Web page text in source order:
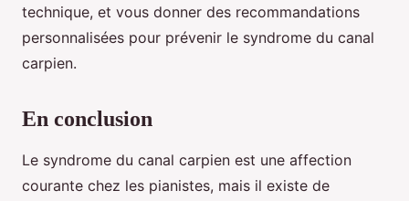
technique, et vous donner des recommandations
personnalisées pour prévenir le syndrome du canal
carpien.
En conclusion
Le syndrome du canal carpien est une affection
courante chez les pianistes, mais il existe de